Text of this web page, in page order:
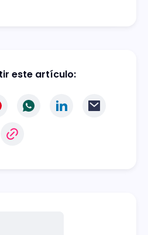
este artículo: